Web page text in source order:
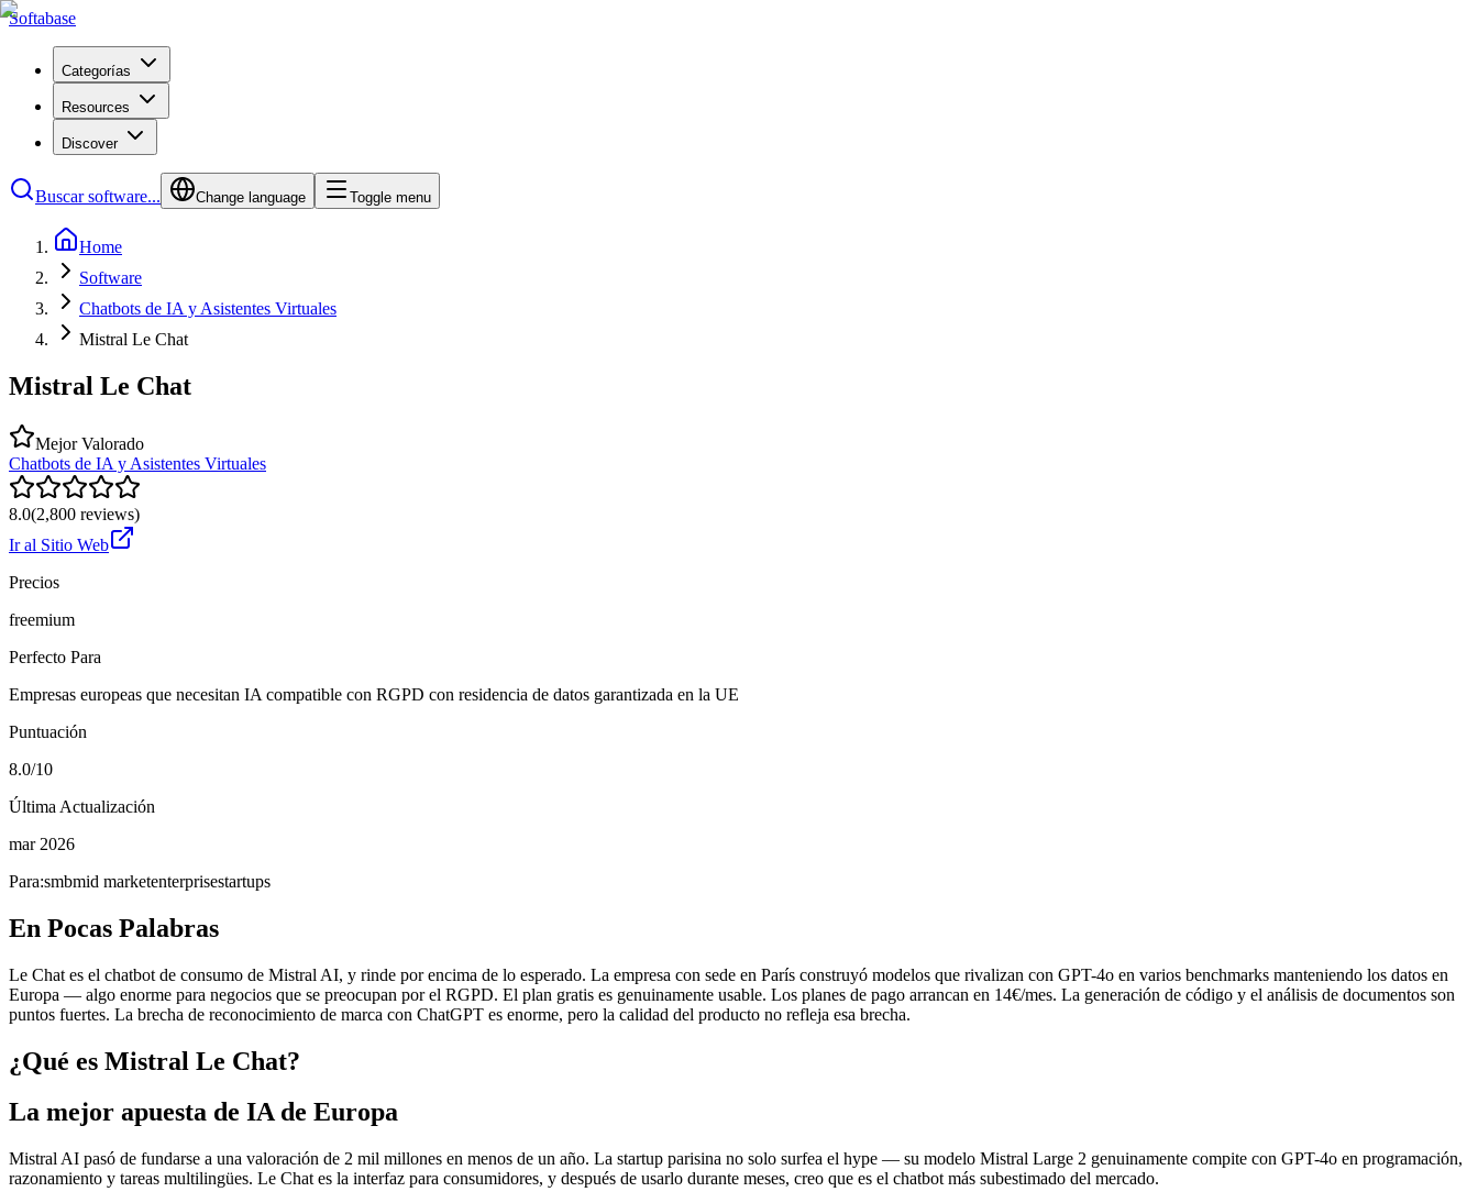
Softabase
Categorías
Resources
Discover
Buscar software... Change language Toggle menu
Home
Software
Chatbots de IA y Asistentes Virtuales
Mistral Le Chat
Mistral Le Chat
Mejor Valorado
Chatbots de IA y Asistentes Virtuales
8.0(2,800 reviews)
Ir al Sitio Web
Precios
freemium
Perfecto Para
Empresas europeas que necesitan IA compatible con RGPD con residencia de datos garantizada en la UE
Puntuación
8.0/10
Última Actualización
mar 2026
Para:smbmid marketenterprisestartups
En Pocas Palabras
Le Chat es el chatbot de consumo de Mistral AI, y rinde por encima de lo esperado. La empresa con sede en París construyó modelos que rivalizan con GPT-4o en varios benchmarks manteniendo los datos en
Europa — algo enorme para negocios que se preocupan por el RGPD. El plan gratis es genuinamente usable. Los planes de pago arrancan en 14€/mes. La generación de código y el análisis de documentos son
puntos fuertes. La brecha de reconocimiento de marca con ChatGPT es enorme, pero la calidad del producto no refleja esa brecha.
¿Qué es Mistral Le Chat?
La mejor apuesta de IA de Europa
Mistral AI pasó de fundarse a una valoración de 2 mil millones en menos de un año. La startup parisina no solo surfea el hype — su modelo Mistral Large 2 genuinamente compite con GPT-4o en programación,
razonamiento y tareas multilingües. Le Chat es la interfaz para consumidores, y después de usarlo durante meses, creo que es el chatbot más subestimado del mercado.